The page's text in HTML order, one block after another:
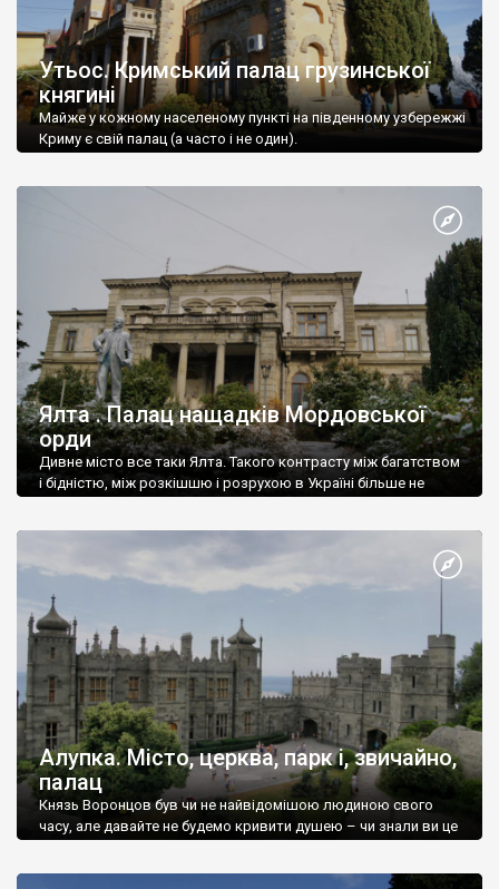
Утьос. Кримський палац грузинської
княгині
Майже у кожному населеному пункті на південному узбережжі
Криму є свій палац (а часто і не один).
Ялта . Палац нащадків Мордовської
орди
Дивне місто все таки Ялта. Такого контрасту між багатством
і бідністю, між розкішшю і розрухою в Україні більше не
Алупка. Місто, церква, парк і, звичайно,
палац
Князь Воронцов був чи не найвідомішою людиною свого
часу, але давайте не будемо кривити душею – чи знали ви це